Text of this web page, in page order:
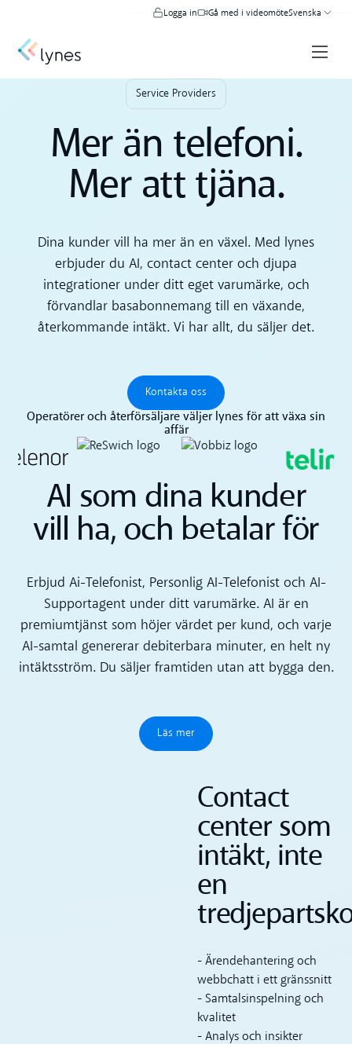
Logga in Gå med i videomöteSvenska
Service Providers
Mer än telefoni.
Mer att tjäna.
Dina kunder vill ha mer än en växel. Med lynes
erbjuder du AI, contact center och djupa
integrationer under ditt eget varumärke, och
förvandlar basabonnemang till en växande,
återkommande intäkt. Vi har allt, du säljer det.
Kontakta oss
Kontakta oss
Operatörer och återförsäljare väljer lynes för att växa sin
affär
AI som dina kunder
vill ha, och betalar för
Erbjud Ai-Telefonist, Personlig AI-Telefonist och AI-
Supportagent under ditt varumärke. AI är en
premiumtjänst som höjer värdet per kund, och varje
AI-samtal genererar debiterbara minuter, en helt ny
intäktsström. Du säljer framtiden utan att bygga den.
Läs mer
Läs mer
Contact
center som
intäkt, inte
en
- Ärendehantering och
webbchatt i ett gränssnitt
- Samtalsinspelning och
kvalitet
- Analys och insikter